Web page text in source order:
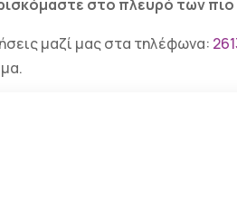
στο πλευρό των
μαζί μας στα τηλέφωνα: